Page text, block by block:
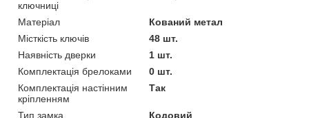
ключниці
Матеріал
Кований метал
Місткість ключів
48 шт.
Наявність дверки
1 шт.
Комплектація брелоками
0 шт.
Комплектація настінним
кріпленням
Так
Тип замка
Кодовий